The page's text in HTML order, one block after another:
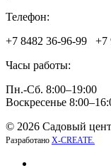
Телефон:
+7 8482 36‑96-99 +7
Часы работы:
Пн.-Сб. 8:00–19:00
Воскресенье
© 2026 Садовый
Разработано X-CREATE.